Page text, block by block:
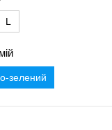
L
зелений